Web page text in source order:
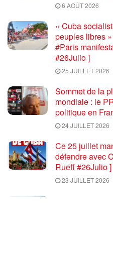
6 AOÛT 2026
« Cuba
peuples libres
#Paris
#26Julio ]
25 JUILLET 2026
Sommet de la
mondiale : le
politique en
24 JUILLET 2026
Ce 25 juillet
défendre avec
Rueff #26Julio ]
23 JUILLET 2026